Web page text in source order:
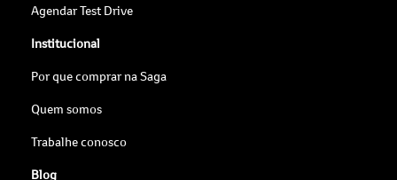
Agendar Test Drive
Institucional
Por que comprar na Saga
Quem somos
Trabalhe conosco
Blog